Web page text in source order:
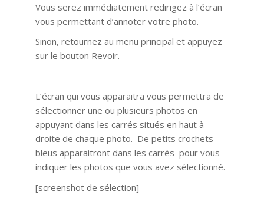
Vous serez immédiatement redirigez à l’écran
vous permettant d’annoter votre photo.
Sinon, retournez au menu principal et appuyez
sur le bouton Revoir.
L’écran qui vous apparaitra vous permettra de
sélectionner une ou plusieurs photos en
appuyant dans les carrés situés en haut à
droite de chaque photo. De petits crochets
bleus apparaitront dans les carrés pour vous
indiquer les photos que vous avez sélectionné.
[screenshot de sélection]